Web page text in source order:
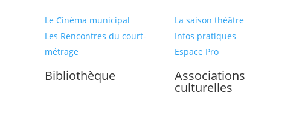
Le Cinéma municipal
Les Rencontres du court-
métrage
Bibliothèque
La saison théâtre
Infos pratiques
Espace Pro
Associations
culturelles